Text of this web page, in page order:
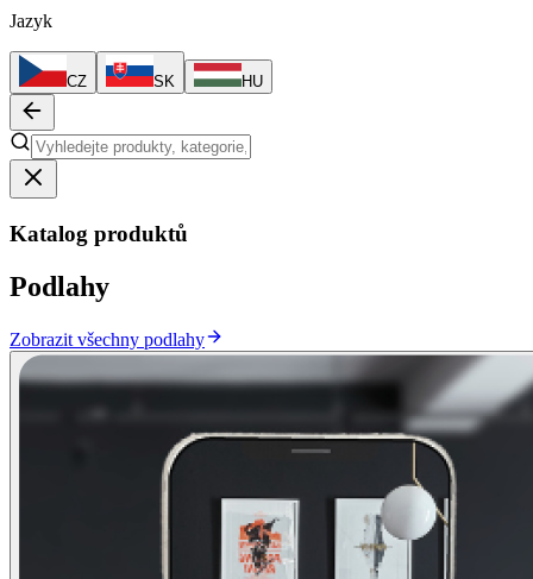
Jazyk
CZ SK HU
Katalog produktů
Podlahy
Zobrazit všechny podlahy